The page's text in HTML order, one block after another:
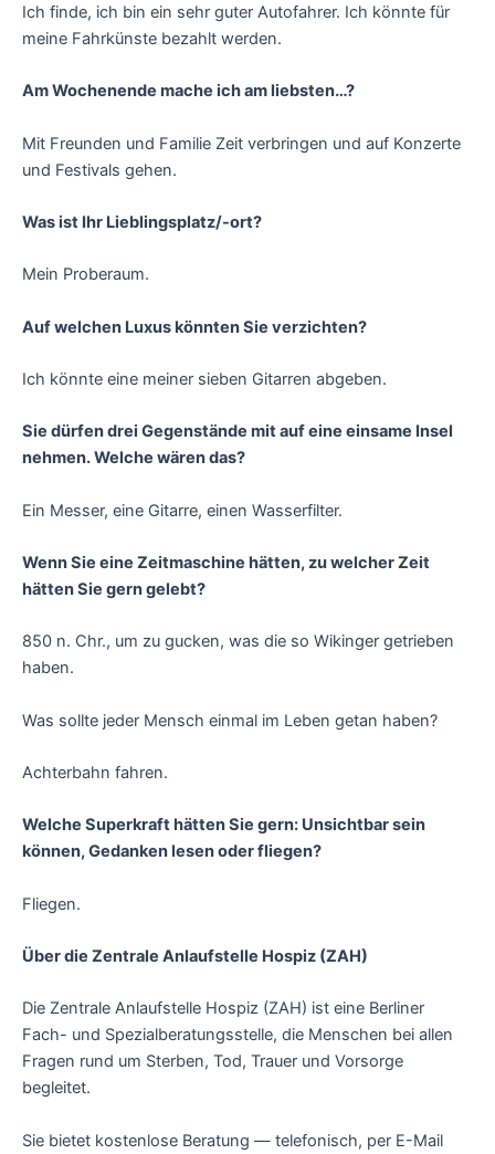
Ich finde, ich bin ein sehr guter Autofahrer. Ich könnte für
meine Fahrkünste bezahlt werden.
Am Wochenende mache ich am liebsten…?
Mit Freunden und Familie Zeit verbringen und auf Konzerte
und Festivals gehen.
Was ist Ihr Lieblingsplatz/-ort?
Mein Proberaum.
Auf welchen Luxus könnten Sie verzichten?
Ich könnte eine meiner sieben Gitarren abgeben.
Sie dürfen drei Gegenstände mit auf eine einsame Insel
nehmen. Welche wären das?
Ein Messer, eine Gitarre, einen Wasserfilter.
Wenn Sie eine Zeitmaschine hätten, zu welcher Zeit
hätten Sie gern gelebt?
850 n. Chr., um zu gucken, was die so Wikinger getrieben
haben.
Was sollte jeder Mensch einmal im Leben getan haben?
Achterbahn fahren.
Welche Superkraft hätten Sie gern: Unsichtbar sein
können, Gedanken lesen oder fliegen?
Fliegen.
Über die Zentrale Anlaufstelle Hospiz (ZAH)
Die Zentrale Anlaufstelle Hospiz (ZAH) ist eine Berliner
Fach- und Spezialberatungsstelle, die Menschen bei allen
Fragen rund um Sterben, Tod, Trauer und Vorsorge
begleitet.
Sie bietet kostenlose Beratung — telefonisch, per E-Mail